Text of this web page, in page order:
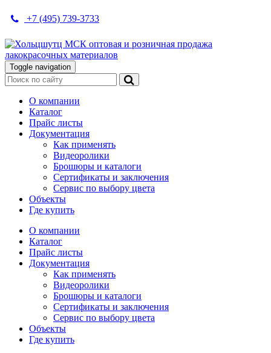
+7 (495) 739-3733
Toggle navigation
О компании
Каталог
Прайс листы
Документация
Как применять
Видеоролики
Брошюры и каталоги
Сертификаты и заключения
Сервис по выбору цвета
Объекты
Где купить
О компании
Каталог
Прайс листы
Документация
Как применять
Видеоролики
Брошюры и каталоги
Сертификаты и заключения
Сервис по выбору цвета
Объекты
Где купить